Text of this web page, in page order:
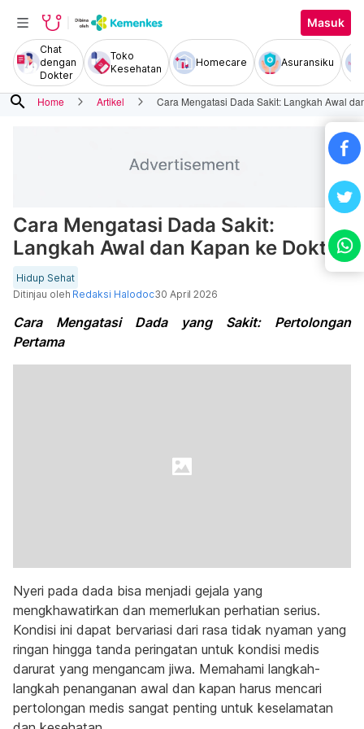
Masuk
Chat
dengan
Dokter
Toko
Kesehatan
Homecare Asuransiku
search Home Artikel Cara Mengatasi Dada Sakit: Langkah Awal
Cara Mengatasi Dada Sakit:
Langkah Awal dan Kapan ke Dokter
Hidup Sehat
Ditinjau oleh Redaksi Halodoc30 April 2026
Cara Mengatasi Dada yang Sakit: Pertolongan
Pertama
Nyeri pada dada bisa menjadi gejala yang
mengkhawatirkan dan memerlukan perhatian serius.
Kondisi ini dapat bervariasi dari rasa tidak nyaman yang
ringan hingga tanda peringatan untuk kondisi medis
darurat yang mengancam jiwa. Memahami langkah-
langkah penanganan awal dan kapan harus mencari
pertolongan medis sangat penting untuk keselamatan